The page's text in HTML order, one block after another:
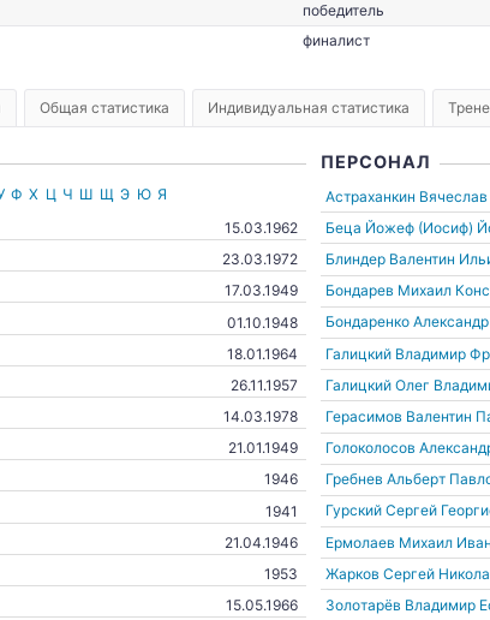
победитель
финалист
Общая статистика Индивидуальная статистика
Ф Х Ц Ч Ш Щ Э Ю Я
15.03.1962
23.03.1972
17.03.1949
01.10.1948
18.01.1964
26.11.1957
14.03.1978
21.01.1949
1946
1941
21.04.1946
1953
15.05.1966
ПЕРСОНАЛ
Астраханкин
Беца Йожеф (Иосиф)
Блиндер Валентин
Бондарев Михаил
Бондаренко
Галицкий Владимир
Галицкий Олег
Герасимов Валентин
Голоколосов
Гребнев Альберт
Гурский Сергей
Ермолаев Михаил
Жарков Сергей
Золотарёв Владимир